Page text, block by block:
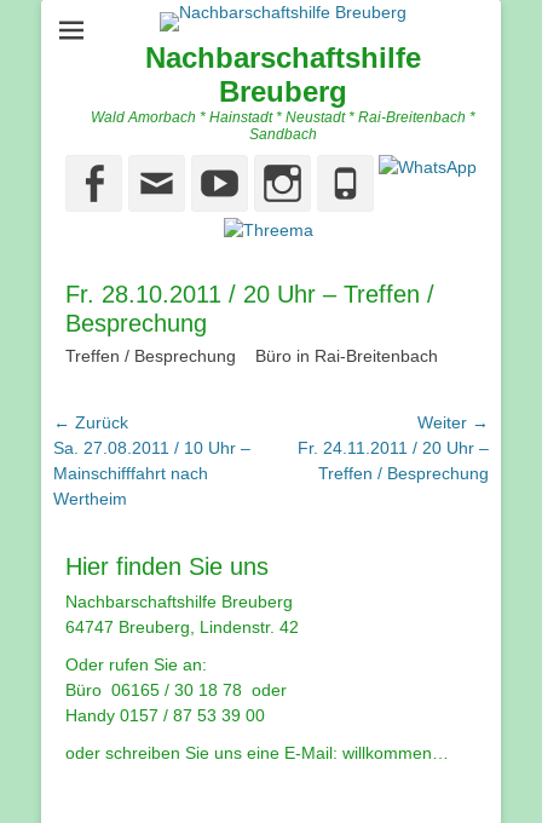
Nachbarschaftshilfe
Breuberg
Wald Amorbach * Hainstadt * Neustadt * Rai-Breitenbach *
Sandbach
Facebook
EmailYouTube
Instagram
Phone
Fr. 28.10.2011 / 20 Uhr – Treffen /
Besprechung
Treffen / Besprechung Büro in Rai-Breitenbach
Beitragsnavigation
← Zurück
Vorhergehender
Beitrag:
Sa. 27.08.2011 / 10 Uhr –
Mainschifffahrt nach
Wertheim
Weiter →
Nächster
Beitrag:
Fr. 24.11.2011 / 20 Uhr –
Treffen / Besprechung
Hier finden Sie uns
Nachbarschaftshilfe Breuberg
64747 Breuberg, Lindenstr. 42
Oder rufen Sie an:
Büro 06165 / 30 18 78 oder
Handy 0157 / 87 53 39 00
oder schreiben Sie uns eine E-Mail: willkommen…